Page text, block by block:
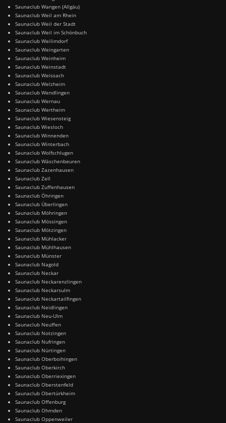
Saunaclub Wangen (Allgäu)
Saunaclub Weil am Rhein
Saunaclub Weil der Stadt
Saunaclub Weil im Schönbuch
Saunaclub Weilimdorf
Saunaclub Weingarten
Saunaclub Weinheim
Saunaclub Weinstadt
Saunaclub Weissach
Saunaclub Welzheim
Saunaclub Wendlingen
Saunaclub Wernau
Saunaclub Wertheim
Saunaclub Wiesensteig
Saunaclub Wiesloch
Saunaclub Winnenden
Saunaclub Winterbach
Saunaclub Wolfschlugen
Saunaclub Wäschenbeuren
Saunaclub Zazenhausen
Saunaclub Zell
Saunaclub Zuffenhausen
Saunaclub Öhringen
Saunaclub Überlingen
Saunaclub Möhringen
Saunaclub Mössingen
Saunaclub Mötzingen
Saunaclub Mühlacker
Saunaclub Mühlhausen
Saunaclub Münster
Saunaclub Nagold
Saunaclub Neckar
Saunaclub Neckarenzlingen
Saunaclub Neckarsulm
Saunaclub Neckartailfingen
Saunaclub Neidlingen
Saunaclub Neu-Ulm
Saunaclub Neuffen
Saunaclub Notzingen
Saunaclub Nufringen
Saunaclub Nürtingen
Saunaclub Oberboihingen
Saunaclub Oberkirch
Saunaclub Oberriexingen
Saunaclub Oberstenfeld
Saunaclub Obertürkheim
Saunaclub Offenburg
Saunaclub Ohmden
Saunaclub Oppenweiler